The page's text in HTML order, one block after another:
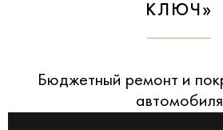
КЛЮЧ»
Бюджетный ремонт и
автомобиля